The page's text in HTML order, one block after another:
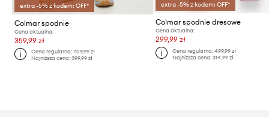
extra -5% z kodem: OFF*
Colmar spodnie
Cena aktualna:
359,99 zł
Cena regularna:709,99 zł
Najniższa cena:399,99 zł
extra -5% z kodem: OFF*
Colmar spodnie dresowe
Cena aktualna:
299,99 zł
Cena regularna: 499,99 zł
Najniższa cena: 314,99 zł